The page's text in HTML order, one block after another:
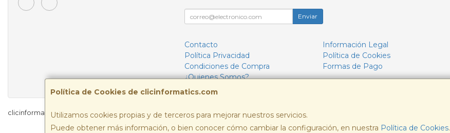
Política de Cookies de clicinformatics.com
Utilizamos cookies propias y de terceros para mejorar nuestros servicios.
Puede obtener más información, o bien conocer cómo cambiar la configuración, en nuestra Política de Cookies.
Enviar
Contacto
Información Legal
Política Privacidad
Política de Cookies
Condiciones de Compra
Formas de Pago
¿Quienes Somos?
clicinformatics.com © 2026
, , , , España. - C.I.F.: B57693244 - Tfno: